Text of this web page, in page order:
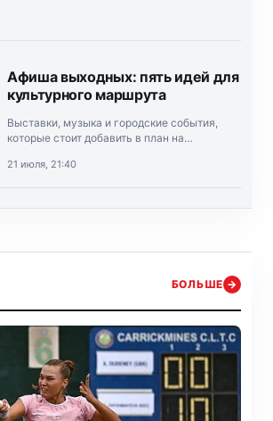
Афиша выходных: пять идей для
культурного маршрута
Выставки, музыка и городские события,
которые стоит добавить в план на
21 июля, 21:40
БОЛЬШЕ →